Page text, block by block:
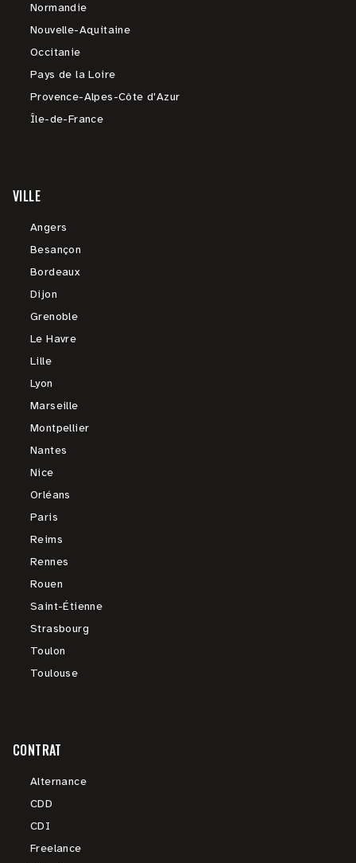
Normandie
Nouvelle-Aquitaine
Occitanie
Pays de la Loire
Provence-Alpes-Côte d'Azur
Île-de-France
VILLE
Angers
Besançon
Bordeaux
Dijon
Grenoble
Le Havre
Lille
Lyon
Marseille
Montpellier
Nantes
Nice
Orléans
Paris
Reims
Rennes
Rouen
Saint-Étienne
Strasbourg
Toulon
Toulouse
CONTRAT
Alternance
CDD
CDI
Freelance